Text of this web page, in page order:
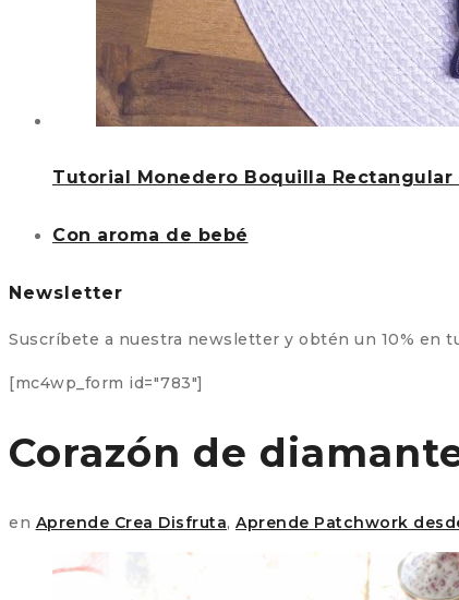
Tutorial Monedero Boquilla Rectangular
Con aroma de bebé
Newsletter
Suscríbete a nuestra newsletter y obtén un 10% en
[mc4wp_form id="783"]
Corazón de
en Aprende Crea Disfruta, Aprende Patchwork